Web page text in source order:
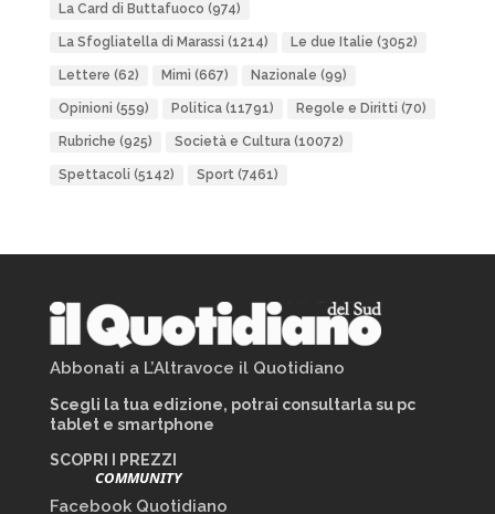
La Card di Buttafuoco (974)
La Sfogliatella di Marassi (1214) Le due Italie (3052)
Lettere (62) Mimì (667) Nazionale (99)
Opinioni (559) Politica(11791) Regole e Diritti (70)
Rubriche (925) Società e Cultura(10072)
Spettacoli (5142) Sport(7461)
Abbonati a L’Altravoce il Quotidiano
Scegli la tua edizione, potrai consultarla su pc
tablet e smartphone
SCOPRI I PREZZI
COMMUNITY
Facebook Quotidiano